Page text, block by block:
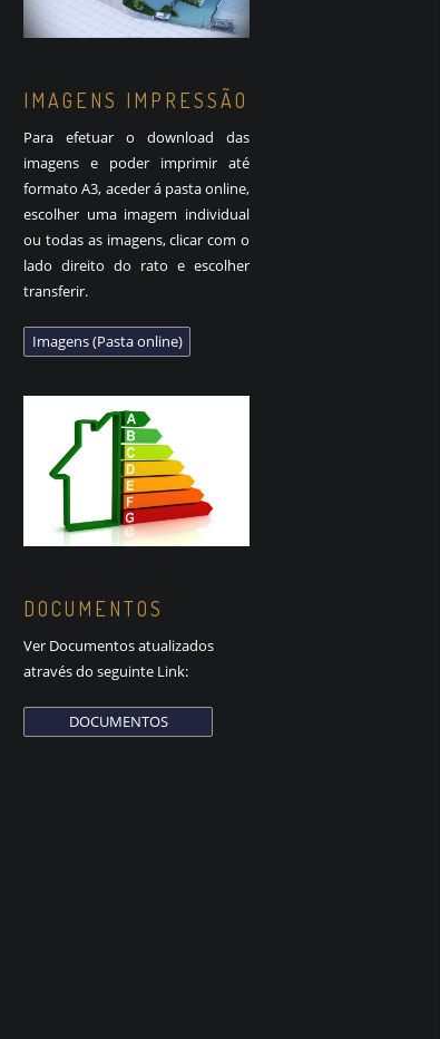
IMAGENS IMPRESSÃO
Para efetuar o download das
imagens e poder imprimir até
formato A3, aceder á pasta online,
escolher uma imagem individual
ou todas as imagens, clicar com o
lado direito do rato e escolher
transferir.
DOCUMENTOS
Ver Documentos atualizados
através do seguinte Link: